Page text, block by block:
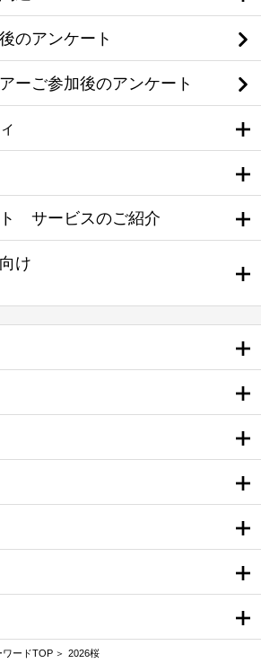
のアンケート
ーご参加後のアンケート
サービスのご紹介
け
ワードTOP 2026桜